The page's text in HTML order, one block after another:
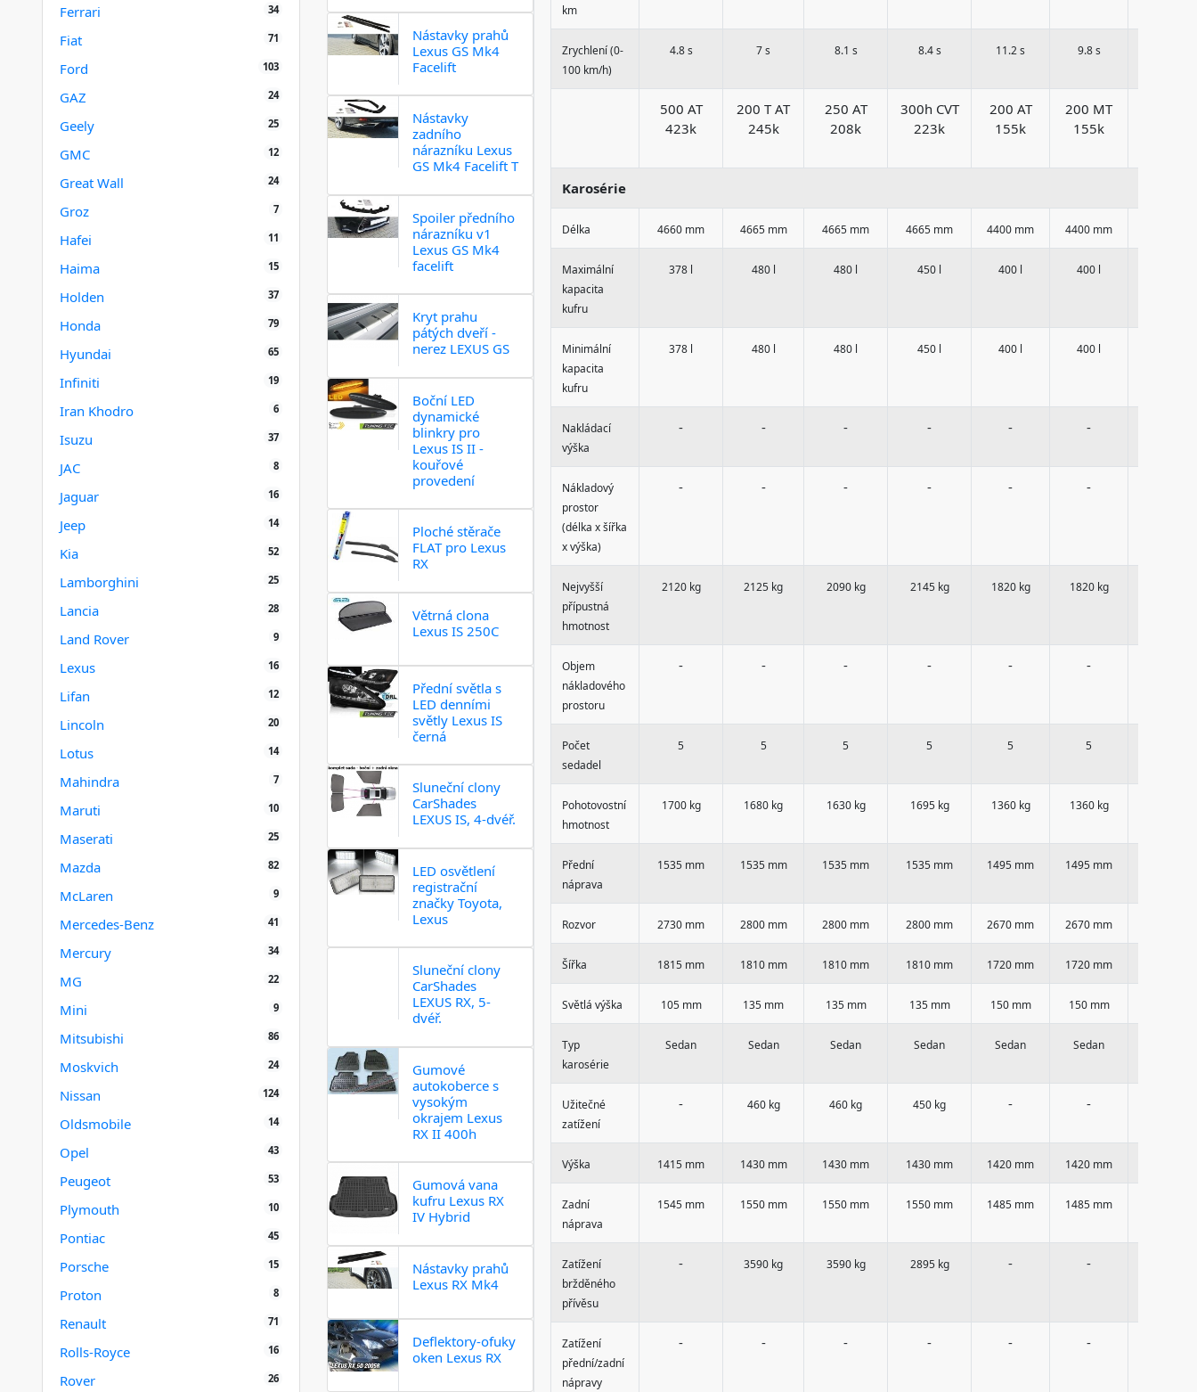
Ferrari 34
Fiat 71
Ford 103
GAZ 24
Geely 25
GMC 12
Great Wall 24
Groz 7
Hafei 11
Haima 15
Holden 37
Honda 79
Hyundai 65
Infiniti 19
Iran Khodro 6
Isuzu 37
JAC 8
Jaguar 16
Jeep 14
Kia 52
Lamborghini 25
Lancia 28
Land Rover 9
Lexus 16
Lifan 12
Lincoln 20
Lotus 14
Mahindra 7
Maruti 10
Maserati 25
Mazda 82
McLaren 9
Mercedes-Benz 41
Mercury 34
MG 22
Mini 9
Mitsubishi 86
Moskvich 24
Nissan 124
Oldsmobile 14
Opel 43
Peugeot 53
Plymouth 10
Pontiac 45
Porsche 15
Proton 8
Renault 71
Rolls-Royce 16
Rover 26
Nástavky prahů
Lexus GS Mk4
Facelift
Nástavky
zadního
nárazníku Lexus
GS Mk4 Facelift T
Spoiler předního
nárazníku v1
Lexus GS Mk4
facelift
Kryt prahu
pátých dveří -
nerez LEXUS GS
Boční LED
dynamické
blinkry pro
Lexus IS II -
kouřové
provedení
Ploché stěrače
FLAT pro Lexus
RX
Větrná clona
Lexus IS 250C
Přední světla s
LED denními
světly Lexus IS
černá
Sluneční clony
CarShades
LEXUS IS, 4-dvéř.
LED osvětlení
registrační
značky Toyota,
Lexus
Sluneční clony
CarShades
LEXUS RX, 5-
dvéř.
Gumové
autokoberce s
vysokým
okrajem Lexus
RX II 400h
Gumová vana
kufru Lexus RX
IV Hybrid
Nástavky prahů
Lexus RX Mk4
Deflektory-ofuky
oken Lexus RX
km
Zrychlení (0-
100 km/h)
4.8 s 7 s 8.1 s 8.4 s 11.2 s 9.8 s
500 AT
423k
200 T AT
245k
250 AT
208k
300h CVT
223k
200 AT
155k
200 MT
155k
Karosérie
Délka 4660 mm 4665 mm 4665 mm 4665 mm 4400 mm 4400 mm
Maximální
kapacita
kufru
378 l 480 l 480 l 450 l 400 l 400 l
Minimální
kapacita
kufru
378 l 480 l 480 l 450 l 400 l 400 l
Nakládací
výška
- - - - - -
Nákladový
prostor
(délka x šířka
x výška)
- - - - - -
Nejvyšší
přípustná
hmotnost
2120 kg 2125 kg 2090 kg 2145 kg 1820 kg 1820 kg
Objem
nákladového
prostoru
- - - - - -
Počet
sedadel
5 5 5 5 5 5
Pohotovostní
hmotnost
1700 kg 1680 kg 1630 kg 1695 kg 1360 kg 1360 kg
Přední
náprava
1535 mm 1535 mm 1535 mm 1535 mm 1495 mm 1495 mm
Rozvor 2730 mm 2800 mm 2800 mm 2800 mm 2670 mm 2670 mm
Šířka 1815 mm 1810 mm 1810 mm 1810 mm 1720 mm 1720 mm
Světlá výška 105 mm 135 mm 135 mm 135 mm 150 mm 150 mm
Typ
karosérie
Sedan Sedan Sedan Sedan Sedan Sedan
Užitečné
zatížení
- 460 kg 460 kg 450 kg - -
Výška 1415 mm 1430 mm 1430 mm 1430 mm 1420 mm 1420 mm
Zadní
náprava
1545 mm 1550 mm 1550 mm 1550 mm 1485 mm 1485 mm
Zatížení
bržděného
přívěsu
- 3590 kg 3590 kg 2895 kg - -
Zatížení
přední/zadní
nápravy
- - - - - -